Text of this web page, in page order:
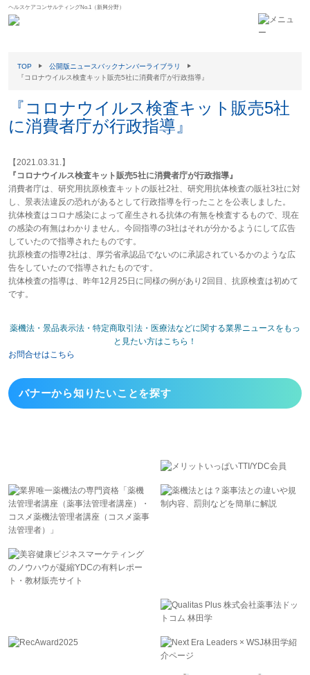
ヘルスケアコンサルティングNo.1（新興分野）
TOP
公開版ニュースバックナンバーライブラリ
『コロナウイルス検査キット販売5社に消費者庁が行政指導』
『コロナウイルス検査キット販売5社
に消費者庁が行政指導』
【2021.03.31.】
『コロナウイルス検査キット販売5社に消費者庁が行政指導』
消費者庁は、研究用抗原検査キットの販社2社、研究用抗体検査の販社3社に対
し、景表法違反の恐れがあるとして行政指導を行ったことを公表しました。
抗体検査はコロナ感染によって産生される抗体の有無を検査するもので、現在
の感染の有無はわかりません。今回指導の3社はそれが分かるようにして広告
していたので指導されたものです。
抗原検査の指導2社は、厚労省承認品でないのに承認されているかのような広
告をしていたので指導されたものです。
抗体検査の指導は、昨年12月25日に同様の例があり2回目、抗原検査は初めて
です。
薬機法・景品表示法・特定商取引法・医療法などに関する業界ニュースをもっ
と見たい方はこちら！
お問合せはこちら
バナーから知りたいことを探す